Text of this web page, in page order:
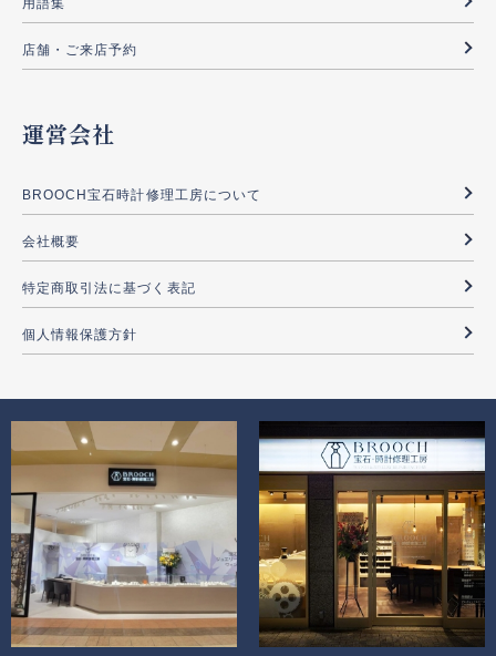
用語集
店舗・ご来店予約
運営会社
BROOCH宝石時計修理工房について
会社概要
特定商取引法に基づく表記
個人情報保護方針